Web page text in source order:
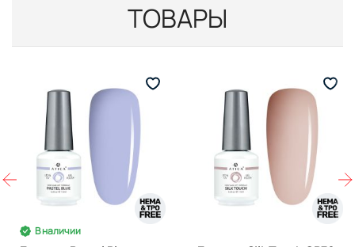
ТОВАРЫ
В наличии